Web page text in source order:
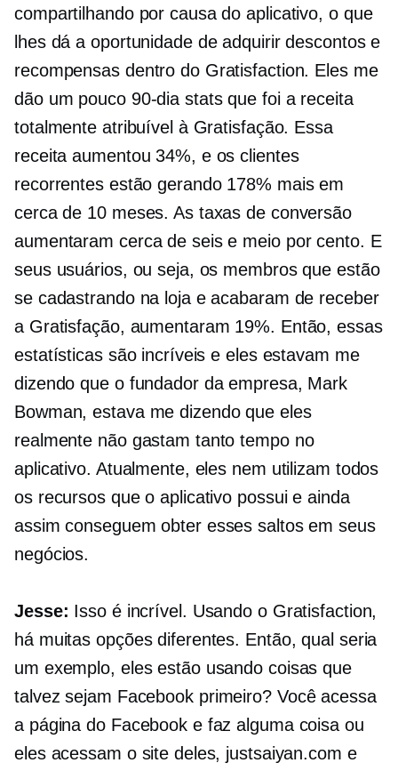
compartilhando por causa do aplicativo, o que
lhes dá a oportunidade de adquirir descontos e
recompensas dentro do Gratisfaction. Eles me
dão um pouco 90-dia stats que foi a receita
totalmente atribuível à Gratisfação. Essa
receita aumentou 34%, e os clientes
recorrentes estão gerando 178% mais em
cerca de 10 meses. As taxas de conversão
aumentaram cerca de seis e meio por cento. E
seus usuários, ou seja, os membros que estão
se cadastrando na loja e acabaram de receber
a Gratisfação, aumentaram 19%. Então, essas
estatísticas são incríveis e eles estavam me
dizendo que o fundador da empresa, Mark
Bowman, estava me dizendo que eles
realmente não gastam tanto tempo no
aplicativo. Atualmente, eles nem utilizam todos
os recursos que o aplicativo possui e ainda
assim conseguem obter esses saltos em seus
negócios.
Jesse: Isso é incrível. Usando o Gratisfaction,
há muitas opções diferentes. Então, qual seria
um exemplo, eles estão usando coisas que
talvez sejam Facebook primeiro?Você acessa
a página do Facebook e faz alguma coisa ou
eles acessam o site deles, justsaiyan.com e